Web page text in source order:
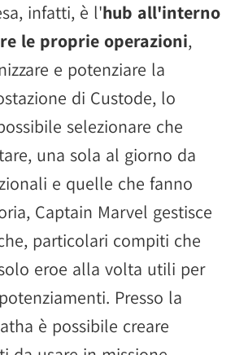
infatti, è l'hub all'interno
le proprie operazioni,
e potenziare la
di Custode, lo
selezionare che
una sola al giorno da
e quelle che fanno
Captain Marvel gestisce
particolari compiti che
eroe alla volta utili per
Presso la
è possibile creare